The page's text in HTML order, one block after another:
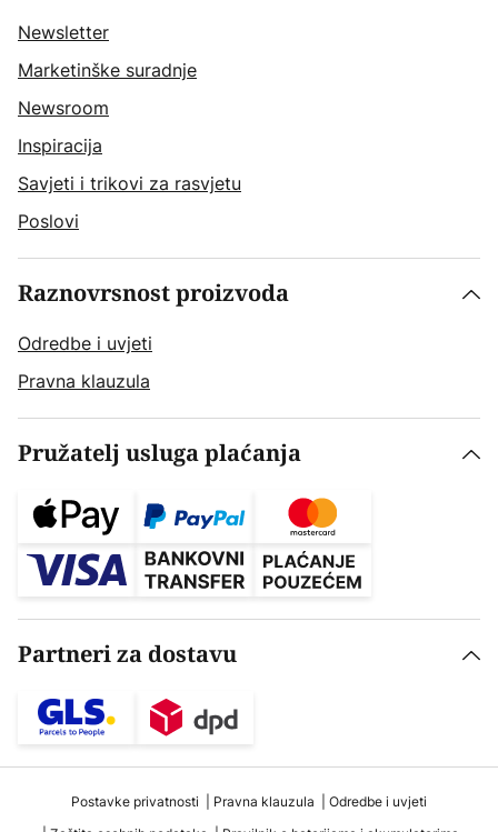
Newsletter
Marketinške suradnje
Newsroom
Inspiracija
Savjeti i trikovi za rasvjetu
Poslovi
Raznovrsnost proizvoda
Odredbe i uvjeti
Pravna klauzula
Pružatelj usluga plaćanja
Partneri za dostavu
Postavke privatnosti Pravna klauzula
Odredbe i uvjeti